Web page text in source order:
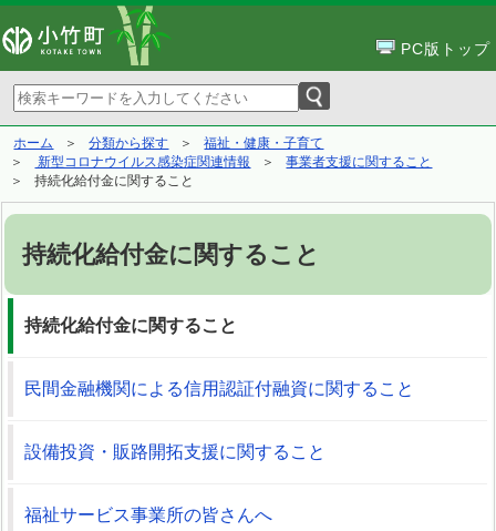
PC版トップ
ホーム 分類から探す
福祉・健康・子育て
新型コロナウイルス感染症関連情報
事業者支援に関すること
持続化給付金に関すること
持続化給付金に関すること
持続化給付金に関すること
民間金融機関による信用認証付融資に関すること
設備投資・販路開拓支援に関すること
福祉サービス事業所の皆さんへ